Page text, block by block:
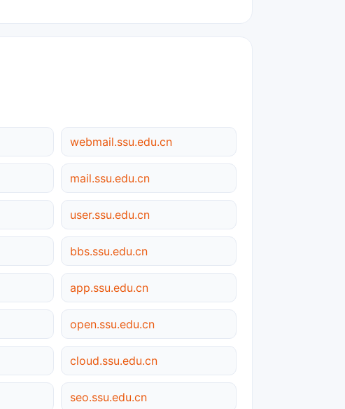
webmail.ssu.edu.cn
mail.ssu.edu.cn
user.ssu.edu.cn
bbs.ssu.edu.cn
app.ssu.edu.cn
open.ssu.edu.cn
cloud.ssu.edu.cn
seo.ssu.edu.cn